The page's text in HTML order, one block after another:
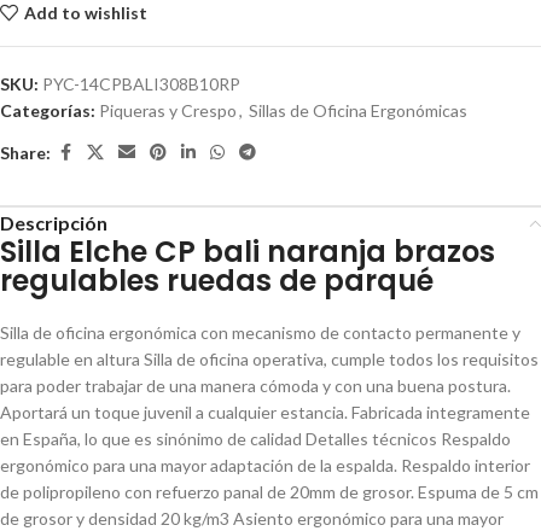
Add to wishlist
SKU: PYC-14CPBALI308B10RP
Categorías: Piqueras y Crespo, Sillas de Oficina Ergonómicas
Share:
Descripción
Silla Elche CP bali naranja brazos
regulables ruedas de parqué
Silla de oficina ergonómica con mecanismo de contacto permanente y
regulable en altura Silla de oficina operativa, cumple todos los requisitos
para poder trabajar de una manera cómoda y con una buena postura.
Aportará un toque juvenil a cualquier estancia. Fabricada integramente
en España, lo que es sinónimo de calidad Detalles técnicos Respaldo
ergonómico para una mayor adaptación de la espalda. Respaldo interior
de polipropileno con refuerzo panal de 20mm de grosor. Espuma de 5 cm
de grosor y densidad 20 kg/m3 Asiento ergonómico para una mayor